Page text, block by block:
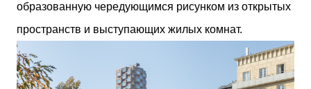
образованную чередующимся рисунком из открытых
пространств и выступающих жилых комнат.